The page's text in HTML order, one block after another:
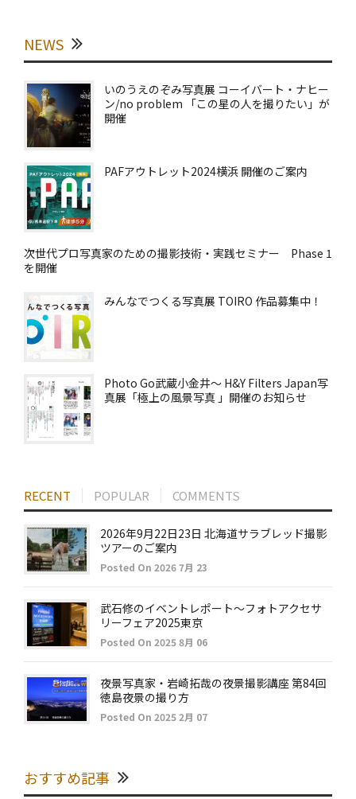
NEWS
いのうえのぞみ写真展 コーイバート・ナヒー
ン/no problem 「この星の人を撮りたい」が
開催
PAFアウトレット2024横浜 開催のご案内
次世代プロ写真家のための撮影技術・実践セミナー Phase 1
を開催
みんなでつくる写真展 TOIRO 作品募集中！
Photo Go武蔵小金井～ H&Y Filters Japan写
真展「極上の風景写真 」開催のお知らせ
RECENT POPULAR COMMENTS
2026年9月22日23日 北海道サラブレッド撮影
ツアーのご案内
Posted On 2026 7月 23
武石修のイベントレポート～フォトアクセサ
リーフェア2025東京
Posted On 2025 8月 06
夜景写真家・岩崎拓哉の夜景撮影講座 第84回
徳島夜景の撮り方
Posted On 2025 2月 07
おすすめ記事